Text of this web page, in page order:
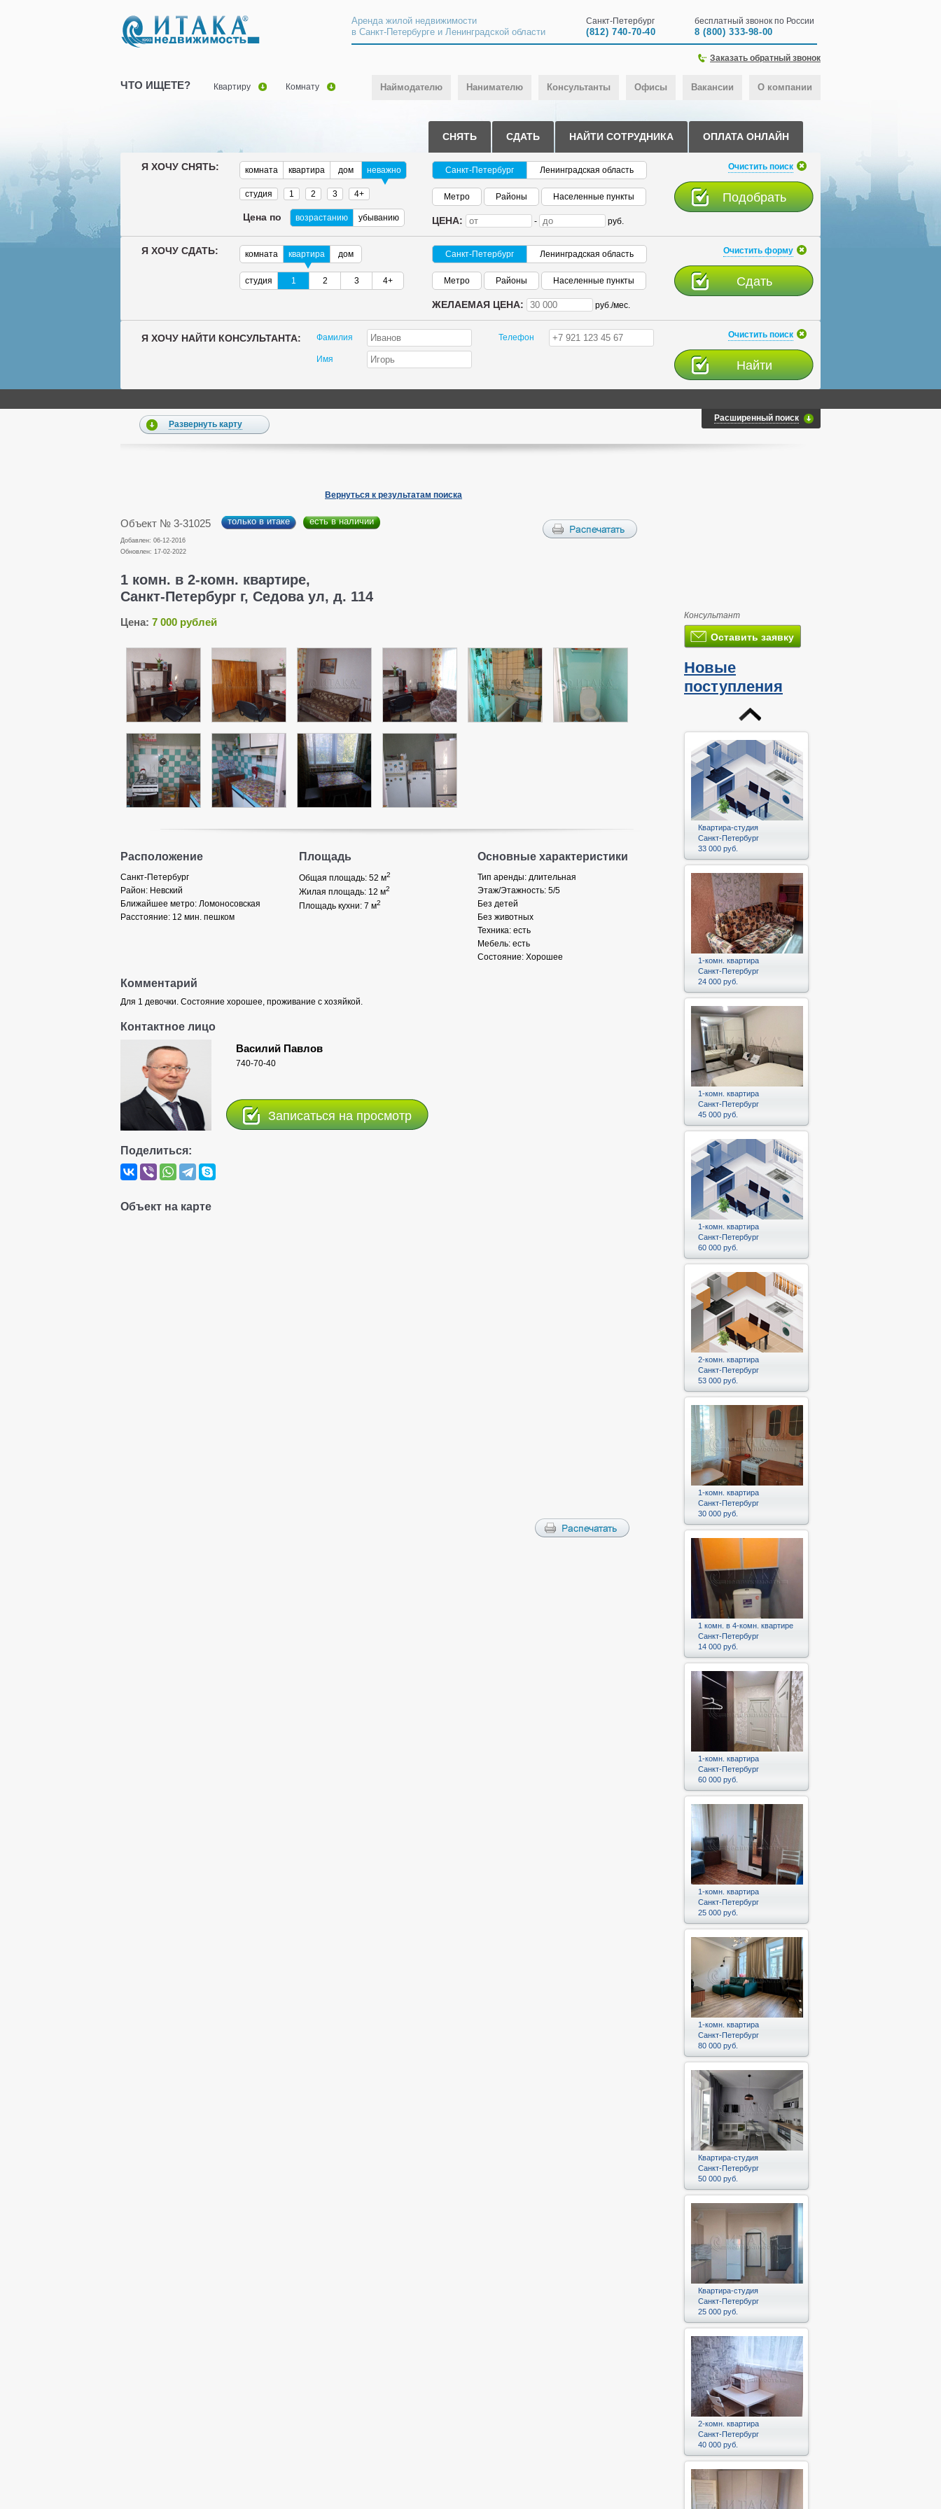
Аренда жилой недвижимости
в Санкт-Петербурге и Ленинградской области
Санкт-Петербург
(812) 740-70-40
бесплатный звонок по России
8 (800) 333-98-00
Заказать обратный звонок
ЧТО ИЩЕТЕ? Квартиру Комнату Наймодателю Нанимателю Консультанты Офисы Вакансии О компании
СНЯТЬ СДАТЬ НАЙТИ СОТРУДНИКА ОПЛАТА ОНЛАЙН
Я ХОЧУ СНЯТЬ: комната квартира дом неважно
студия 1 2 3 4+
Цена по возрастанию убыванию
Санкт-Петербург Ленинградская область
Метро Районы Населенные пункты
ЦЕНА: - руб.
Очистить поиск
Я ХОЧУ СДАТЬ: комната квартира дом
студия 1 2 3 4+
Санкт-Петербург Ленинградская область
Метро Районы Населенные пункты
ЖЕЛАЕМАЯ ЦЕНА: руб./мес.
Очистить форму
Я ХОЧУ НАЙТИ КОНСУЛЬТАНТА: Фамилия
Имя
Телефон Очистить поиск
Расширенный поиск
Развернуть карту
Вернуться к результатам поиска
Объект № 3-31025 только в итаке есть в наличии
Добавлен: 06-12-2016
Обновлен: 17-02-2022
1 комн. в 2-комн. квартире,
Санкт-Петербург г, Седова ул, д. 114
Цена: 7 000 рублей
Расположение
Санкт-Петербург
Район: Невский
Ближайшее метро: Ломоносовская
Расстояние: 12 мин. пешком
Площадь
Общая площадь: 52 м2
Жилая площадь: 12 м2
Площадь кухни: 7 м2
Основные характеристики
Тип аренды: длительная
Этаж/Этажность: 5/5
Без детей
Без животных
Техника: есть
Мебель: есть
Состояние: Хорошее
Комментарий
Для 1 девочки. Состояние хорошее, проживание с хозяйкой.
Контактное лицо
Василий Павлов
740-70-40
Записаться на просмотр
Поделиться:
Объект на карте
Консультант
Оставить заявку
Новые
поступления
Квартира-студия
Санкт-Петербург
33 000 руб.
1-комн. квартира
Санкт-Петербург
24 000 руб.
1-комн. квартира
Санкт-Петербург
45 000 руб.
1-комн. квартира
Санкт-Петербург
60 000 руб.
2-комн. квартира
Санкт-Петербург
53 000 руб.
1-комн. квартира
Санкт-Петербург
30 000 руб.
1 комн. в 4-комн. квартире
Санкт-Петербург
14 000 руб.
1-комн. квартира
Санкт-Петербург
60 000 руб.
1-комн. квартира
Санкт-Петербург
25 000 руб.
1-комн. квартира
Санкт-Петербург
80 000 руб.
Квартира-студия
Санкт-Петербург
50 000 руб.
Квартира-студия
Санкт-Петербург
25 000 руб.
2-комн. квартира
Санкт-Петербург
40 000 руб.